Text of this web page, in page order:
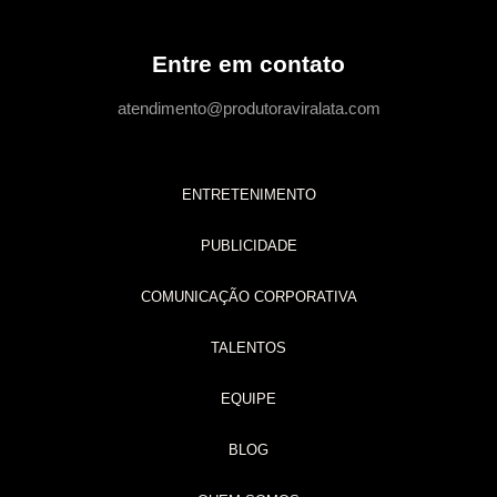
ENTRETENIMENTO
PUBLICIDADE
COMUNICAÇÃO CORPORATIVA
TALENTOS
EQUIPE
BLOG
Entre em contato
atendimento@produtoraviralata.com